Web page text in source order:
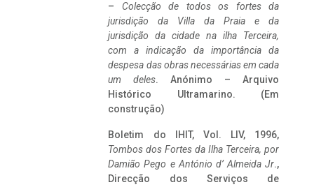
– Colecção de todos os fortes da
jurisdição da Villa da Praia e da
jurisdição da cidade na ilha Terceira,
com a indicação da importância da
despesa das obras necessárias em cada
um deles. Anónimo – Arquivo
Histórico Ultramarino. (Em
construção)
Boletim do IHIT, Vol. LIV, 1996,
Tombos dos Fortes da Ilha Terceira, por
Damião Pego e António d’ Almeida Jr.,
Direcção dos Serviços de